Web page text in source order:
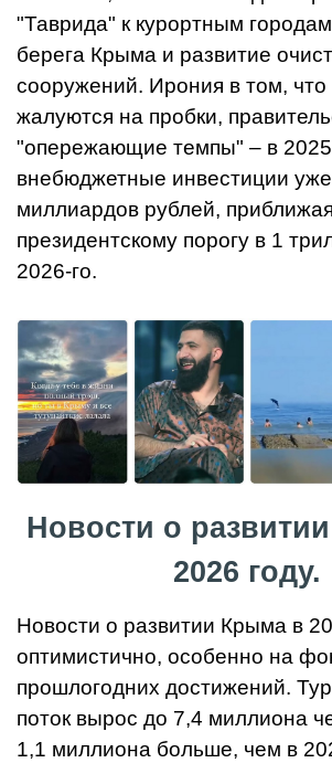
"Таврида" к курортным
берега Крыма и развитие
сооружений. Ирония в том, что
жалуются на пробки,
"опережающие темпы" – в 2025
внебюджетные инвестиции
миллиардов рублей,
президентскому порогу в 1
2026-го.
Новости о
2026 году.
Новости о развитии Крыма в
оптимистично, особенно на
прошлогодних достижений.
поток вырос до 7,4 миллиона
1,1 миллиона больше, чем в